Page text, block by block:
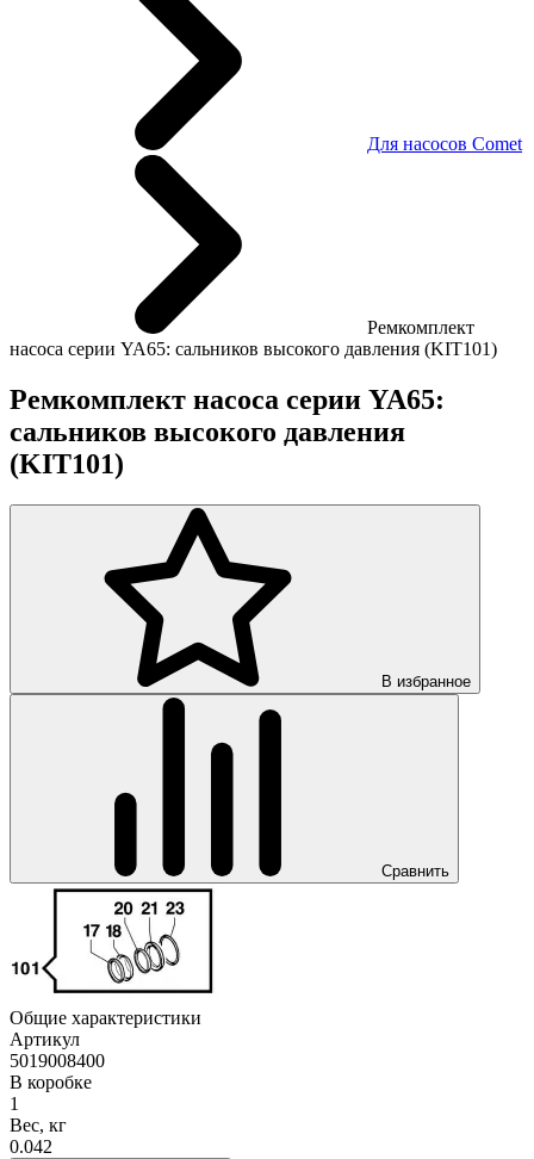
Для насосов Comet
Ремкомплект
насоса серии YA65: сальников высокого давления (KIT101)
Ремкомплект насоса серии YA65:
сальников высокого давления
(KIT101)
В избранное
Сравнить
Общие характеристики
Артикул
5019008400
В коробке
1
Вес, кг
0.042